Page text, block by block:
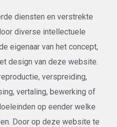
diensten en verstrekte
diverse intellectuele
eigenaar van het concept,
design van deze website.
verspreiding,
vertaling, bewerking of
op eender welke
Door op deze website te